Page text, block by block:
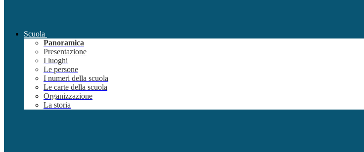
Scuola
Panoramica
Presentazione
I luoghi
Le persone
I numeri della scuola
Le carte della scuola
Organizzazione
La storia